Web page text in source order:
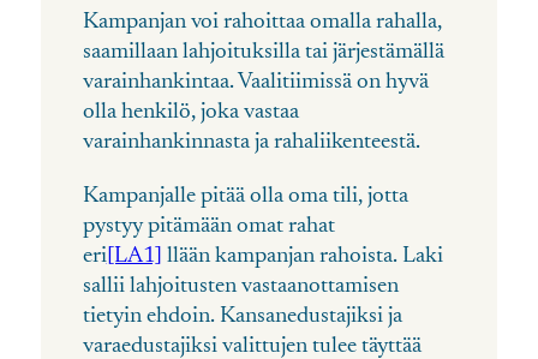
Kampanjan voi rahoittaa omalla rahalla,
saamillaan lahjoituksilla tai järjestämällä
varainhankintaa. Vaalitiimissä on hyvä
olla henkilö, joka vastaa
varainhankinnasta ja rahaliikenteestä.
Kampanjalle pitää olla oma tili, jotta
pystyy pitämään omat rahat
eri[LA1] llään kampanjan rahoista. Laki
sallii lahjoitusten vastaanottamisen
tietyin ehdoin. Kansanedustajiksi ja
varaedustajiksi valittujen tulee täyttää